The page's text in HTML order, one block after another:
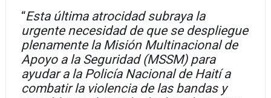
“Esta última atrocidad subraya la
urgente necesidad de que se despliegue
plenamente la Misión Multinacional de
Apoyo a la Seguridad (MSSM) para
ayudar a la Policía Nacional de Haití a
combatir la violencia de las bandas y